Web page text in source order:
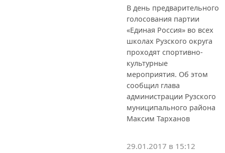
В день предварительного
голосования партии
«Единая Россия» во всех
школах Рузского округа
проходят спортивно-
культурные
мероприятия. Об этом
сообщил глава
администрации Рузского
муниципального района
Максим Тарханов
29.01.2017 в 15:12